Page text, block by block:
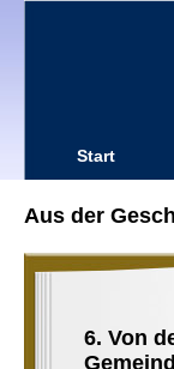
Start
Aus der
6. Von